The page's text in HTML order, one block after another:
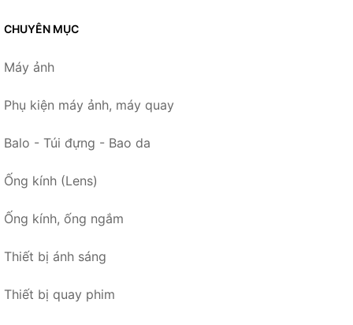
CHUYÊN MỤC
Máy ảnh
Phụ kiện máy ảnh, máy quay
Balo - Túi đựng - Bao da
Ống kính (Lens)
Ống kính, ống ngắm
Thiết bị ánh sáng
Thiết bị quay phim